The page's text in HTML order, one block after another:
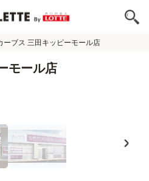
ーブス 三田キッピーモール店
モール店